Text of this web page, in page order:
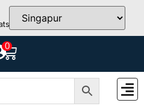
info@teutschtech.com
0